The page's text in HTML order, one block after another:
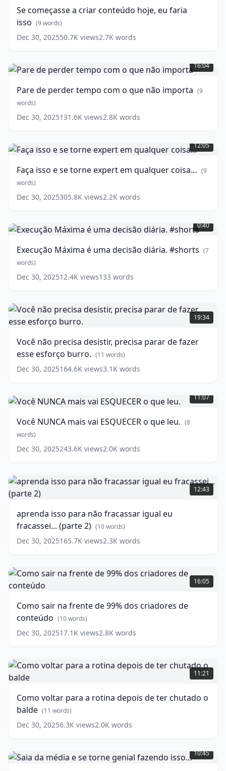
conteúdo
hoje,
eu
faria
words)
Se começasse a criar conteúdo hoje, eu faria
isso (9words)
Dec 30, 202550.7K views2.7K words
de
perder
com
o
que
não
words)
16:04
Pare de perder tempo com o que não importa (9
words)
Dec 30, 2025131.6K views2.8K words
isso
e
torne
expert
em
qualquer
words)
12:05
Faça isso e se torne expert em qualquer coisa… (9
words)
Dec 30, 2025305.8K views2.2K words
Máxima
é
decisão
diária.
#shorts
(7
0:40
Execução Máxima é uma decisão diária. #shorts (7
words)
Dec 30, 202512.4K views133 words
Você
não
precisa
precisa
parar
de
fazer
esforço
burro.
words)
19:34
Você não precisa desistir, precisa parar de fazer
esse esforço burro. (11 words)
Dec 30, 2025164.6K views3.1K words
NUNCA
mais
ESQUECER
o
que
leu.
words)
11:07
Você NUNCA mais vai ESQUECER o que leu. (8
words)
Dec 30, 2025243.6K views2.0K words
aprenda
isso
para
fracassar
igual
eu
fracassei...
2)
(10
words)
12:43
aprenda isso para não fracassar igual eu
fracassei... (parte 2) (10words)
Dec 30, 2025165.7K views2.3K words
Como
sair
na
de
99%
dos
criadores
conteúdo
words)
16:05
Como sair na frente de 99% dos criadores de
conteúdo (10words)
Dec 30, 202517.1K views2.8K words
Como
voltar
para
rotina
depois
de
ter
o
balde
(11
11:21
Como voltar para a rotina depois de ter chutado o
balde (11 words)
Dec 30, 20256.3K views2.0K words
da
média
10:45